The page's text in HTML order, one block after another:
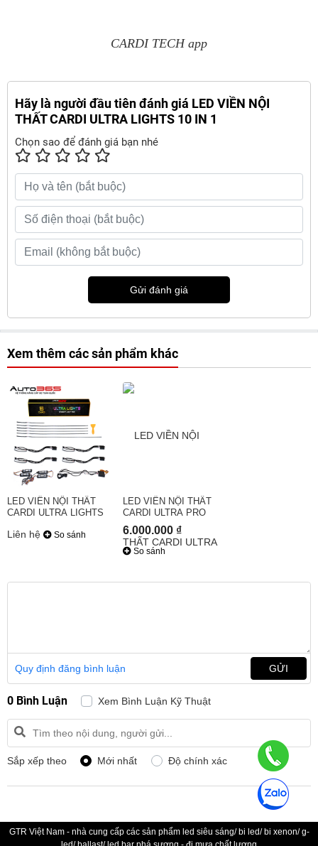
CARDI TECH app
Hãy là người đầu tiên đánh giá LED VIỀN NỘI
THẤT CARDI ULTRA LIGHTS 10 IN 1
Chọn sao để đánh giá bạn nhé
Gửi đánh giá
Xem thêm các sản phẩm khác
LED VIỀN NỘI THẤT
CARDI ULTRA LIGHTS
Liên hệ So sánh
LED VIỀN NỘI THẤT
CARDI ULTRA PRO
6.000.000 ₫
So sánh
Quy định đăng bình luận GỬI
0 Bình Luận Xem Bình Luận Kỹ Thuật
Sắp xếp theo Mới nhất Độ chính xác
GTR Việt Nam - nhà cung cấp các sản phẩm led siêu sáng/ bi led/ bi xenon/ g-